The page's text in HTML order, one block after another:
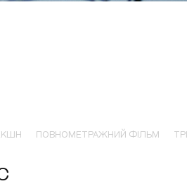
ПОВНОМЕТРАЖНИЙ ФІЛЬМ